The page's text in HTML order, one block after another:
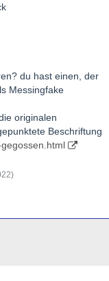
du hast einen, der
Messingfake
originalen
Beschriftung
)